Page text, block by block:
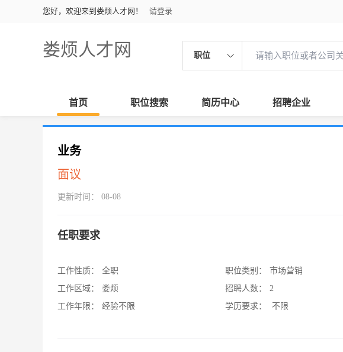
您好，欢迎来到娄烦人才网！ 请登录
娄烦人才网 职位
首页 职位搜索 简历中心 招聘企业
业务
面议
更新时间： 08-08
任职要求
工作性质：
全职
工作区域：
娄烦
工作年限：
经验不限
职位类别：
市场营销
招聘人数：
2
学历要求：
不限